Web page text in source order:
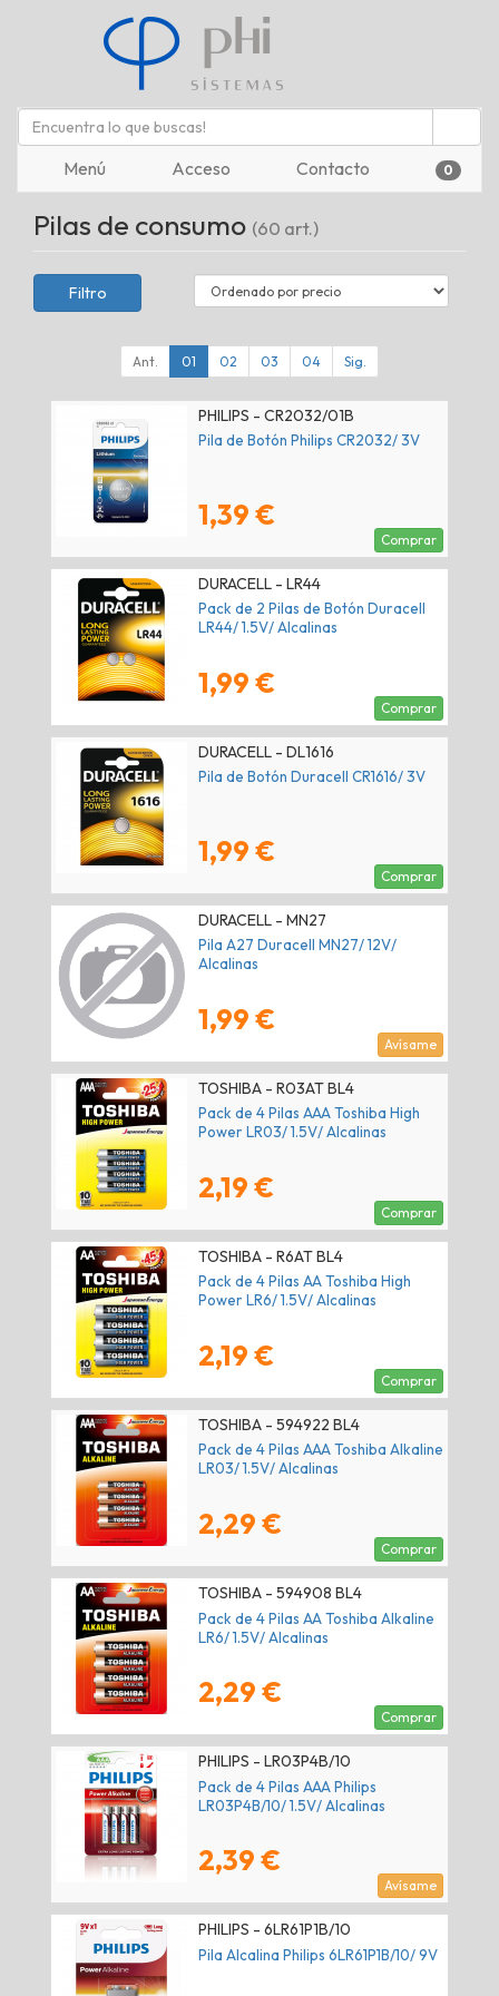
Menú Acceso Contacto 0
Pilas de consumo (60 art.)
Filtro
Ant. 01 02 03 04 Sig.
PHILIPS - CR2032/01B
Pila de Botón Philips CR2032/ 3V
1,39 €
Comprar
DURACELL - LR44
Pack de 2 Pilas de Botón Duracell
LR44/ 1.5V/ Alcalinas
1,99 €
Comprar
DURACELL - DL1616
Pila de Botón Duracell CR1616/ 3V
1,99 €
Comprar
DURACELL - MN27
Pila A27 Duracell MN27/ 12V/
Alcalinas
1,99 €
Avísame
TOSHIBA - R03AT BL4
Pack de 4 Pilas AAA Toshiba High
Power LR03/ 1.5V/ Alcalinas
2,19 €
Comprar
TOSHIBA - R6AT BL4
Pack de 4 Pilas AA Toshiba High
Power LR6/ 1.5V/ Alcalinas
2,19 €
Comprar
TOSHIBA - 594922 BL4
Pack de 4 Pilas AAA Toshiba Alkaline
LR03/ 1.5V/ Alcalinas
2,29 €
Comprar
TOSHIBA - 594908 BL4
Pack de 4 Pilas AA Toshiba Alkaline
LR6/ 1.5V/ Alcalinas
2,29 €
Comprar
PHILIPS - LR03P4B/10
Pack de 4 Pilas AAA Philips
LR03P4B/10/ 1.5V/ Alcalinas
2,39 €
Avísame
PHILIPS - 6LR61P1B/10
Pila Alcalina Philips 6LR61P1B/10/ 9V